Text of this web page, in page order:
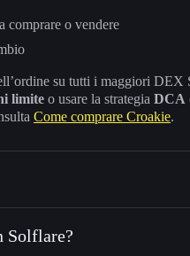
comprare o vendere
su tutti i maggiori DEX
limite o usare la strategia DCA
Come comprare Croakie.
Solflare?